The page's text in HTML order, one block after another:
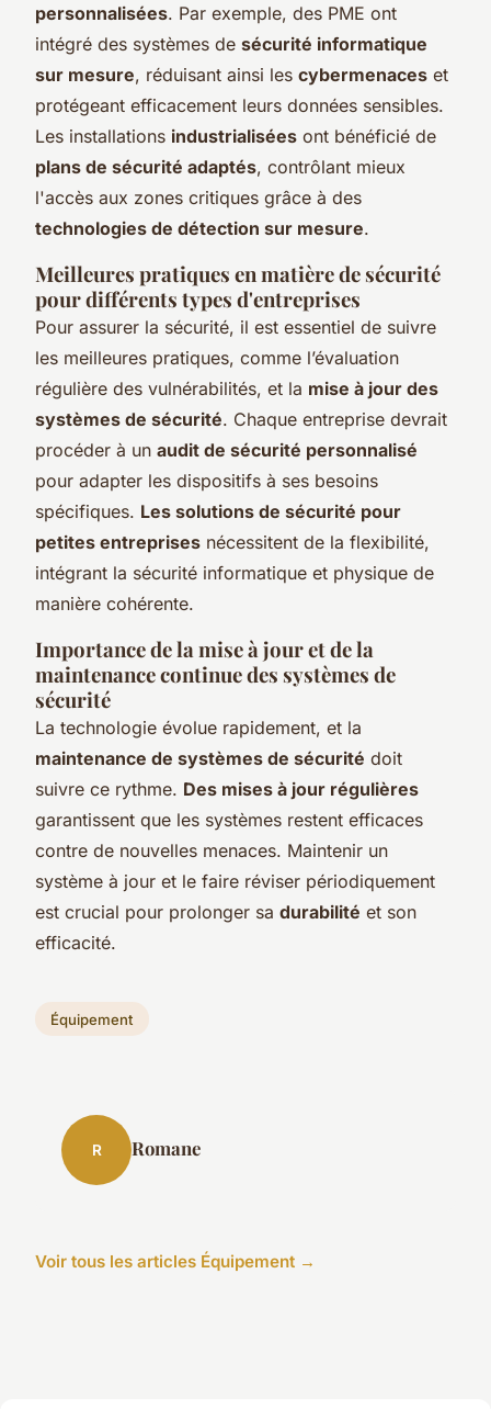
personnalisées. Par exemple, des PME ont
intégré des systèmes de sécurité informatique
sur mesure, réduisant ainsi les cybermenaces et
protégeant efficacement leurs données sensibles.
Les installations industrialisées ont bénéficié de
plans de sécurité adaptés, contrôlant mieux
l'accès aux zones critiques grâce à des
technologies de détection sur mesure.
Meilleures pratiques en matière de sécurité
pour différents types d'entreprises
Pour assurer la sécurité, il est essentiel de suivre
les meilleures pratiques, comme l’évaluation
régulière des vulnérabilités, et la mise à jour des
systèmes de sécurité. Chaque entreprise devrait
procéder à un audit de sécurité personnalisé
pour adapter les dispositifs à ses besoins
spécifiques. Les solutions de sécurité pour
petites entreprises nécessitent de la flexibilité,
intégrant la sécurité informatique et physique de
manière cohérente.
Importance de la mise à jour et de la
maintenance continue des systèmes de
sécurité
La technologie évolue rapidement, et la
maintenance de systèmes de sécurité doit
suivre ce rythme. Des mises à jour régulières
garantissent que les systèmes restent efficaces
contre de nouvelles menaces. Maintenir un
système à jour et le faire réviser périodiquement
est crucial pour prolonger sa durabilité et son
efficacité.
Équipement
R Romane
Voir tous les articles Équipement →